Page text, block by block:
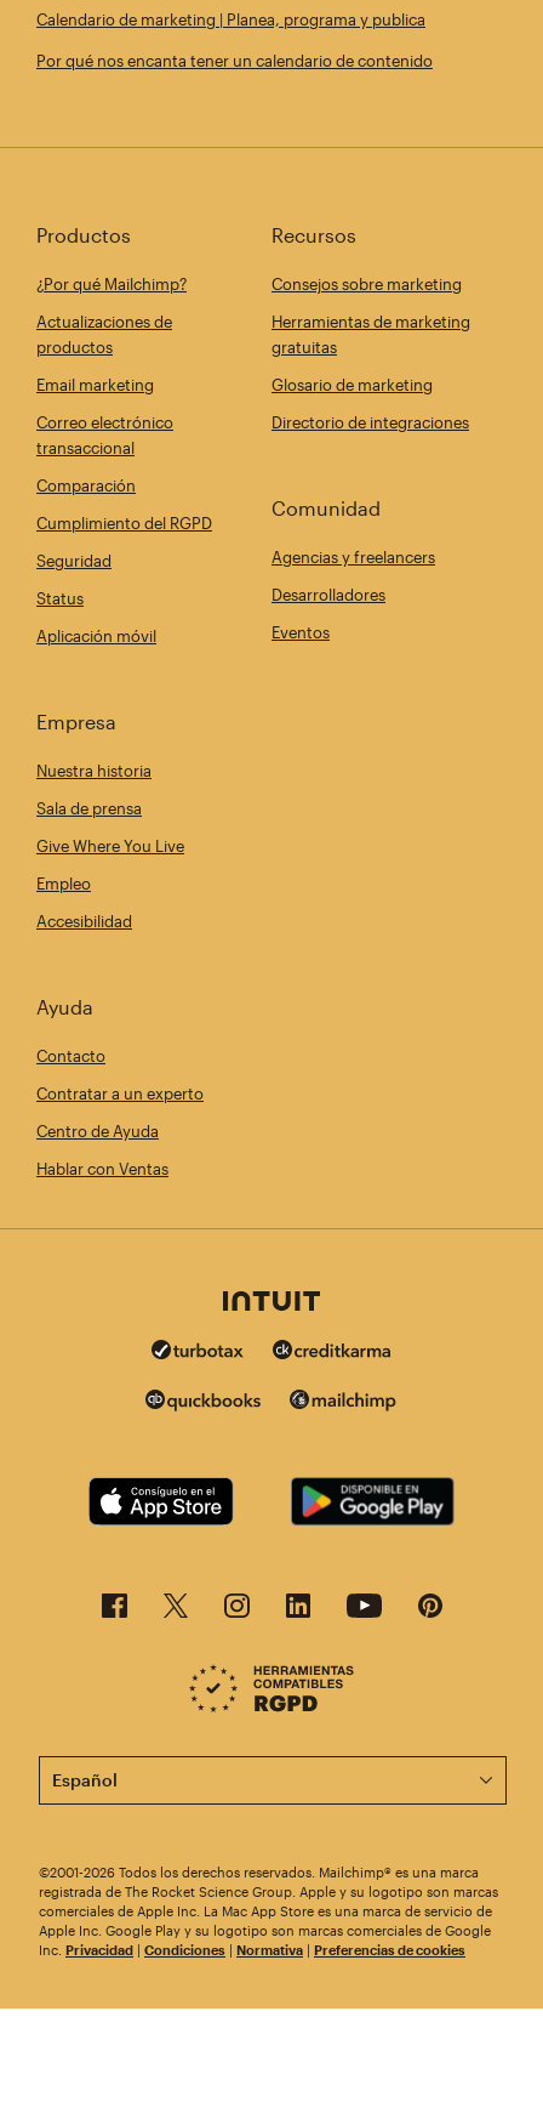
Calendario de marketing | Planea, programa y publica
Por qué nos encanta tener un calendario de contenido
Productos
¿Por qué Mailchimp?
Actualizaciones de
productos
Email marketing
Correo electrónico
transaccional
Comparación
Cumplimiento del RGPD
Seguridad
Status
Aplicación móvil
Recursos
Consejos sobre marketing
Herramientas de marketing
gratuitas
Glosario de marketing
Directorio de integraciones
Comunidad
Agencias y freelancers
Desarrolladores
Eventos
Empresa
Nuestra historia
Sala de prensa
Give Where You Live
Empleo
Accesibilidad
Ayuda
Contacto
Contratar a un experto
Centro de Ayuda
Hablar con Ventas
Esta página está disponible en otros idiomas. ¡Elige
©2001-2026 Todos los derechos reservados. Mailchimp® es una marca
registrada de The Rocket Science Group. Apple y su logotipo son marcas
comerciales de Apple Inc. La Mac App Store es una marca de servicio de
Apple Inc. Google Play y su logotipo son marcas comerciales de Google
Inc. Privacidad | Condiciones | Normativa | Preferencias de cookies